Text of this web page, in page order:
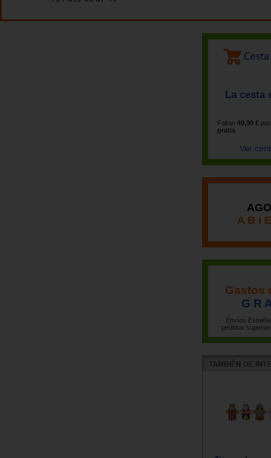
La cesta
Faltan 49,90 €
gratis
Ver
A B I
Gastos
G R
Envíos
pedidos